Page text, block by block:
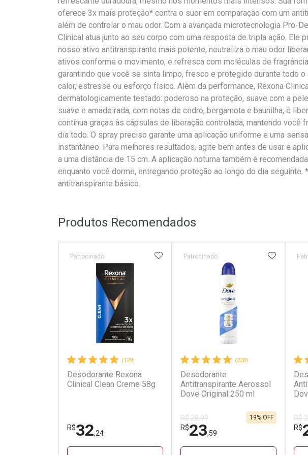
oferece 3x mais proteção* contra o suor em comparação com um
além de controlar o mau odor. Com a avançada microtecnologia Pro-
Clinical atua junto ao seu corpo com uma resposta de tripla ação. Ele
nosso ativo antitranspirante mais potente, neutraliza o mau odor
ativos conforme o movimento, e refresca com moléculas de
garantindo que você se sinta limpo, fresco e protegido durante todo o
calor, estresse ou esforço físico. Além da performance, Rexona
dermatologicamente testado: poderoso na proteção, suave com a
suave e amadeirada, com notas de cedro, bergamota e baunilha, é
contínua graças às cápsulas de liberação controlada, mantendo você
dia todo. O spray preciso garante uma aplicação uniforme e uma
instantâneo. Para melhores resultados, agite bem antes de usar e
a uma distância de 15 cm. A aplicação noturna também é
enquanto você dorme, entregando proteção ao longo do dia seguinte.
antitranspirante básico.
Produtos Recomendados
(129)
Desodorante Rexona
Clinical Clean Creme 58g
Patrocinado
R$32,24
ADICIONAR AOS FAVORITOS
(228)
Desodorante
Antitranspirante Aerossol
Dove Original 250 ml
Patrocinado
R$ 28,99
R$23,59
19% OFF
R$
R$